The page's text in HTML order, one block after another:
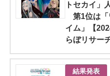
トセカイ」
第1位は「
イム」【
らぼリサー
結果発表